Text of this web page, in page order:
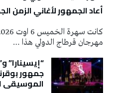
أعاد الجمهور لأغاني الزمن
مهرجان قرطاج الدولي هذا …
“إيسينارا”
جمهور
الموسيقى